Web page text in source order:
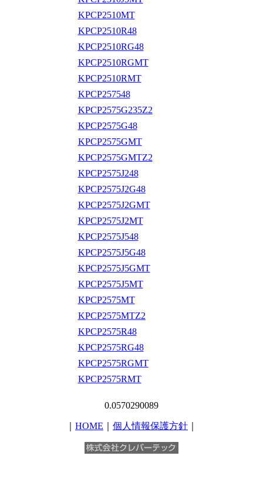
KPCP2510MT
KPCP2510R48
KPCP2510RG48
KPCP2510RGMT
KPCP2510RMT
KPCP257548
KPCP2575G235Z2
KPCP2575G48
KPCP2575GMT
KPCP2575GMTZ2
KPCP2575J248
KPCP2575J2G48
KPCP2575J2GMT
KPCP2575J2MT
KPCP2575J548
KPCP2575J5G48
KPCP2575J5GMT
KPCP2575J5MT
KPCP2575MT
KPCP2575MTZ2
KPCP2575R48
KPCP2575RG48
KPCP2575RGMT
KPCP2575RMT
0.0570290089
HOME 個人情報保護方針